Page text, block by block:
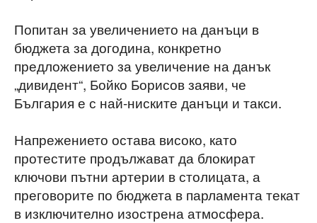
Попитан за увеличението на данъци в
бюджета за догодина, конкретно
предложението за увеличение на данък
„дивидент“, Бойко Борисов заяви, че
България е с най-ниските данъци и такси.
Напрежението остава високо, като
протестите продължават да блокират
ключови пътни артерии в столицата, а
преговорите по бюджета в парламента текат
в изключително изострена атмосфера.